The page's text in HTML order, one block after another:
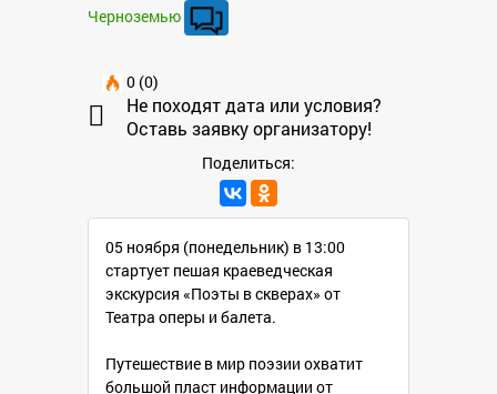
Черноземью
0 (0)
Не походят дата или условия?
Оставь заявку организатору!
Поделиться:
05 ноября (понедельник) в 13:00
стартует пешая краеведческая
экскурсия «Поэты в скверах» от
Театра оперы и балета.
Путешествие в мир поэзии охватит
большой пласт информации от